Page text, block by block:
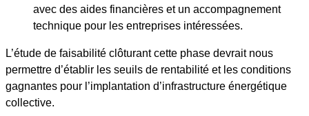
avec des aides financières et un accompagnement
technique pour les entreprises intéressées.
L’étude de faisabilité clôturant cette phase devrait nous
permettre d’établir les seuils de rentabilité et les conditions
gagnantes pour l’implantation d’infrastructure énergétique
collective.